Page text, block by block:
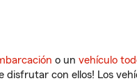
o un vehículo
con ellos! Los